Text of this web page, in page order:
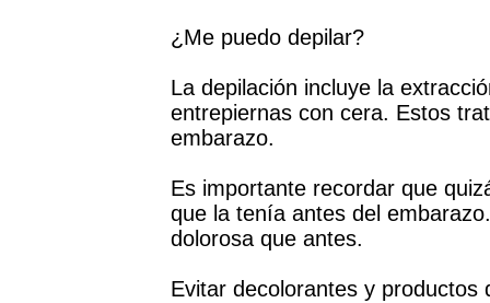
¿Me puedo depilar?
La depilación incluye la
entrepiernas con cera. Estos
embarazo.
Es importante recordar que
que la tenía antes del
dolorosa que antes.
Evitar decolorantes y